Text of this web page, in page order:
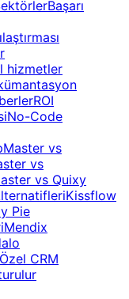
Başarı
hizmetler
ROI
No-Code
vs
vs
vs Quixy
Kissflow
Pie
Mendix
Özel CRM